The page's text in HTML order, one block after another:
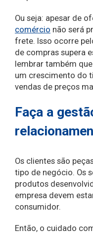
Ou seja: apesar de
comércio não será
frete. Isso ocorre
de compras supera
lembrar também
um crescimento do
vendas de preços
Faça a
Os clientes são
tipo de negócio. Os
produtos
empresa devem
consumidor.
Então, o cuidado